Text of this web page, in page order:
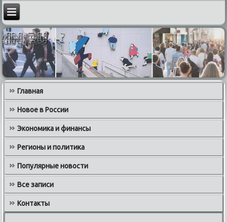
Главная
Новое в России
Экономика и финансы
Регионы и политика
Популярные новости
Все записи
Контакты